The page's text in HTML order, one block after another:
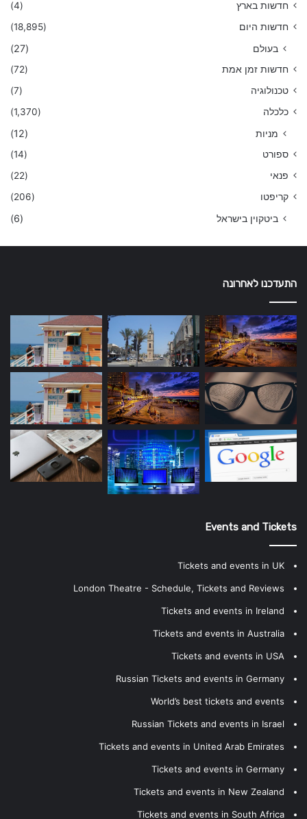
חדשות בארץ
(4)
חדשות היום
(18,895)
בעולם (27)
חדשות זמן אמת
(72)
טכנולוגיה
(7)
כלכלה
(1,370)
מניות (12)
ספורט
(14)
פנאי
(22)
קריפטו
(206)
ביטקוין בישראל (6)
התעדכנו לאחרונה
Events and Tickets
Tickets and events in UK
London Theatre - Schedule, Tickets and Reviews
Tickets and events in Ireland
Tickets and events in Australia
Tickets and events in USA
Russian Tickets and events in Germany
World’s best tickets and events
Russian Tickets and events in Israel
Tickets and events in United Arab Emirates
Tickets and events in Germany
Tickets and events in New Zealand
Tickets and events in South Africa